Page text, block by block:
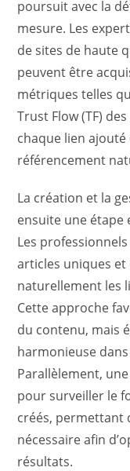
poursuit avec la
mesure. Les
de sites de haute
peuvent être
métriques telles
Trust Flow (TF)
chaque lien
référencement
La création et la
ensuite une étape
Les
articles uniques
naturellement les
Cette approche
du contenu, mais
harmonieuse
Parallèlement,
pour surveiller le
créés, permettant
nécessaire afin
résultats.